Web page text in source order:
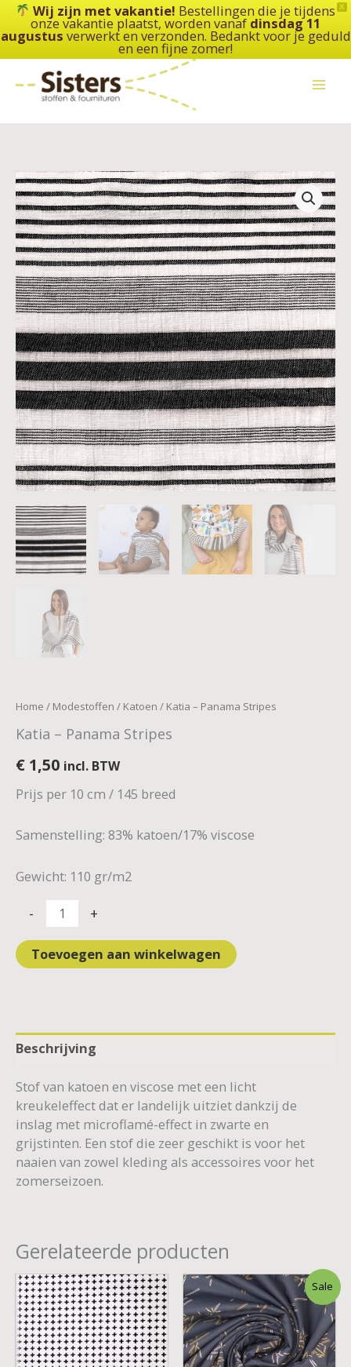
X
Wij zijn met vakantie! Bestellingen die je tijdens
onze vakantie plaatst, worden vanaf dinsdag 11
augustus verwerkt en verzonden. Bedankt voor je geduld
en een fijne zomer!
de
inhoud
Home / Modestoffen / Katoen / Katia – Panama Stripes
Katia – Panama Stripes
€ 1,50 incl. BTW
Prijs per 10 cm / 145 breed
Samenstelling: 83% katoen/17% viscose
Gewicht: 110 gr/m2
-
Katia
-
Panama
Stripes
aantal
+
Toevoegen aan winkelwagen
Beschrijving
Stof van katoen en viscose met een licht
kreukeleffect dat er landelijk uitziet dankzij de
inslag met microflamé-effect in zwarte en
grijstinten. Een stof die zeer geschikt is voor het
naaien van zowel kleding als accessoires voor het
zomerseizoen.
Gerelateerde producten
Sale
Oorspronkelijke
prijs
was:
€ 1,50.
Huidige
prijs
is:
€ 0,75.